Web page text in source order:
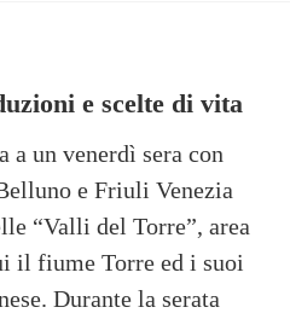
e scelte di vita
a un venerdì sera con
e Friuli Venezia
“Valli del Torre”, area
il fiume Torre ed i suoi
Durante la serata